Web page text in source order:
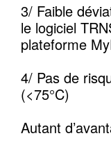
3/ Faible
le logiciel
plateforme
4/ Pas de
(<75°C)
Autant